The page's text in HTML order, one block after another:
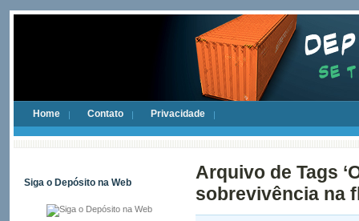
Home Contato Privacidade
Siga o Depósito na Web
Arquivo de Tags
sobrevivência na